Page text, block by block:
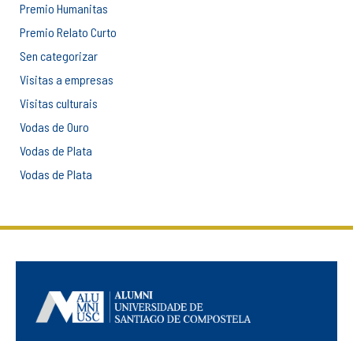
Premio Humanitas
Premio Relato Curto
Sen categorizar
Visitas a empresas
Visitas culturais
Vodas de Ouro
Vodas de Plata
Vodas de Plata